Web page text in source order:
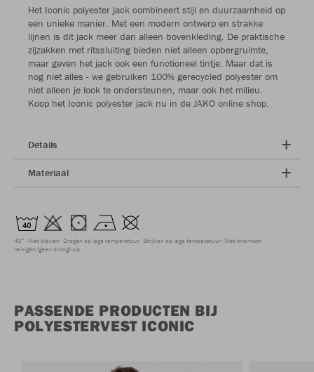
Het Iconic polyester jack combineert stijl en duurzaamheid op
een unieke manier. Met een modern ontwerp en strakke
lijnen is dit jack meer dan alleen bovenkleding. De praktische
zijzakken met ritssluiting bieden niet alleen opbergruimte,
maar geven het jack ook een functioneel tintje. Maar dat is
nog niet alles - we gebruiken 100% gerecycled polyester om
niet alleen je look te ondersteunen, maar ook het milieu.
Koop het Iconic polyester jack nu in de JAKO online shop.
Details
Materiaal
40° Niet bleken Drogen op lage temperatuur Strijken op lage temperatuur Niet chemisch
reinigen/geen droogkuis
PASSENDE PRODUCTEN BIJ
POLYESTERVEST ICONIC